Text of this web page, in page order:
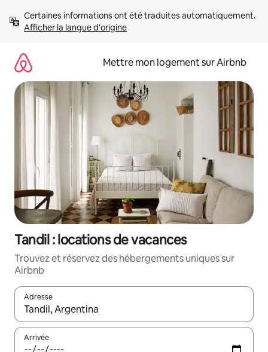
directement
Afficher la langue d'origine
Mettre mon logement sur Airbnb
Tandil : locations de vacances
Trouvez et réservez des hébergements uniques sur
Airbnb
Adresse
Lorsque les résultats s'affichent, utilisez les flèches vers le
Arrivée